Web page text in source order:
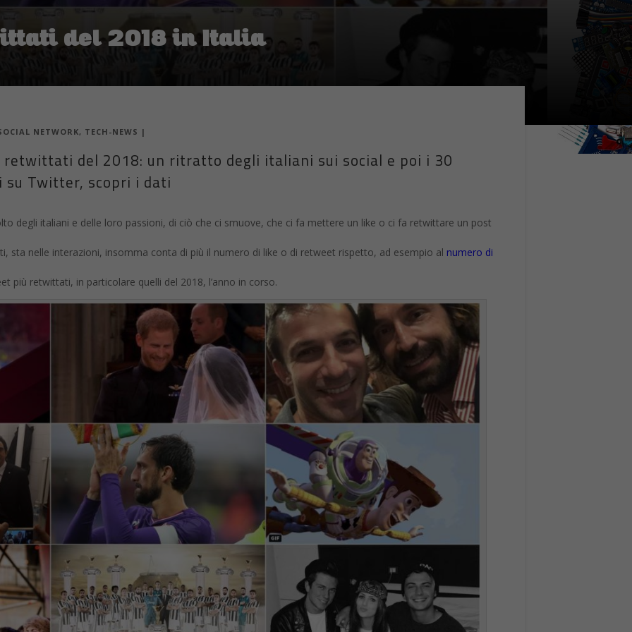
del 2018 in Italia
NETWORK, TECH-NEWS |
del 2018: un ritratto degli italiani sui social e poi i 30
Twitter, scopri i dati
degli italiani e delle loro passioni, di ciò che ci smuove, che ci fa mettere un like o ci fa retwittare un post
sta nelle interazioni, insomma conta di più il numero di like o di retweet rispetto, ad esempio al numero di
più retwittati, in particolare quelli del 2018, l’anno in corso.